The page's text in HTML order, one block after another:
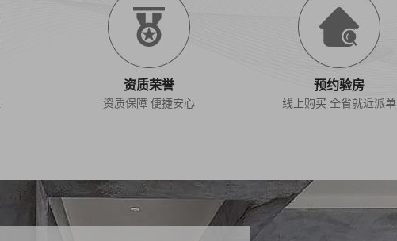
资质荣誉
资质保障 便捷安心
预约验房
线上购买 全省就近派单